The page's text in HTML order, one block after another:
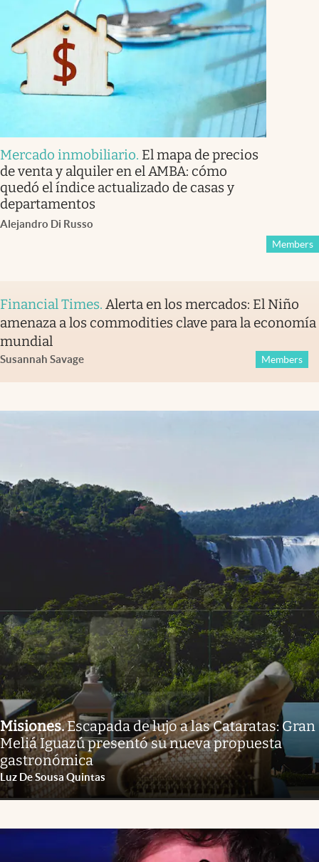
Mercado inmobiliario. El mapa de precios
de venta y alquiler en el AMBA: cómo
quedó el índice actualizado de casas y
departamentos
Alejandro Di Russo
Members
Financial Times. Alerta en los mercados: El Niño
amenaza a los commodities clave para la economía
mundial
Susannah Savage Members
Misiones.Escapada de lujo a las Cataratas: Gran
Meliá Iguazú presentó su nueva propuesta
gastronómica
Luz De Sousa Quintas